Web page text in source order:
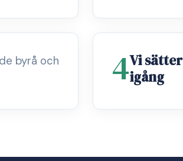
byrå och
4Vi sätter
igång